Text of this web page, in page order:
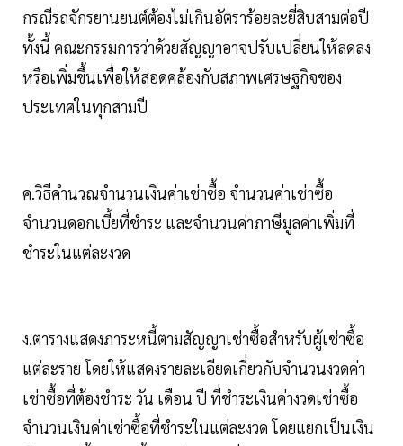
กรณีรถจักรยานยนต์ต้องไม่เกินอัตราร้อยละยี่สิบสามต่อปี
ทั้งนี้ คณะกรรมการว่าด้วยสัญญาอาจปรับเปลี่ยนให้ลดลง
หรือเพิ่มขึ้นเพื่อให้สอดคล้องกับสภาพเศรษฐกิจของ
ประเทศในทุกสามปี
ค.วิธีคำนวณจำนวนเงินค่าเช่าซื้อ จำนวนค่าเช่าซื้อ
จำนวนดอกเบี้ยที่ชำระ และจำนวนค่าภาษีมูลค่าเพิ่มที่
ชำระในแต่ละงวด
ง.ตารางแสดงภาระหนี้ตามสัญญาเช่าซื้อสำหรับผู้เช่าซื้อ
แต่ละราย โดยให้แสดงรายละเอียดเกี่ยวกับจำนวนงวดค่า
เช่าซื้อที่ต้องชำระ วัน เดือน ปี ที่ชำระเงินค่างวดเช่าซื้อ
จำนวนเงินค่าเช่าซื้อที่ชำระในแต่ละงวด โดยแยกเป็นเงิน